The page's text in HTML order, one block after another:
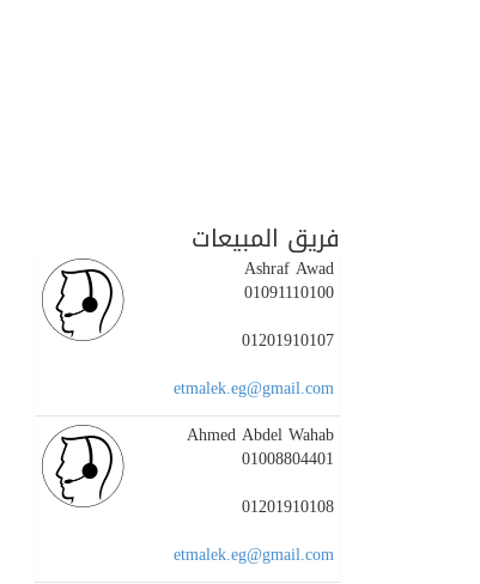
فريق المبيعات
Ashraf Awad
01091110100
01201910107
etmalek.eg@gmail.com
Ahmed Abdel Wahab
01008804401
01201910108
etmalek.eg@gmail.com